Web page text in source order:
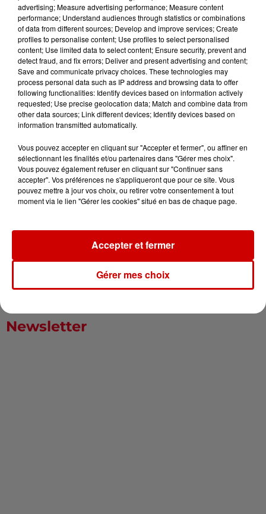
l'entrepreneuriat féminin
Aménager un school bus au
Canada et accueillir les bleus à
Boston,...
Born in the U.S.A - Bruce
Springsteen : la chanson que
l’Amérique...
Newsletter
advertising; Measure advertising performance; Measure content
performance; Understand audiences through statistics or combinations
of data from different sources; Develop and improve services; Create
profiles to personalise content; Use profiles to select personalised
content; Use limited data to select content; Ensure security, prevent and
detect fraud, and fix errors; Deliver and present advertising and content;
Save and communicate privacy choices. These technologies may
process personal data such as IP address and browsing data to offer
following functionalities: Identify devices based on information actively
requested; Use precise geolocation data; Match and combine data from
other data sources; Link different devices; Identify devices based on
information transmitted automatically.
Vous pouvez accepter en cliquant sur "Accepter et fermer", ou affiner en
sélectionnant les finalités et/ou partenaires dans "Gérer mes choix".
Vous pouvez également refuser en cliquant sur "Continuer sans
accepter". Vos préférences ne s'appliqueront que pour ce site. Vous
pouvez mettre à jour vos choix, ou retirer votre consentement à tout
moment via le lien "Gérer les cookies" situé en bas de chaque page.
Gérer mes choix
Accepter et fermer